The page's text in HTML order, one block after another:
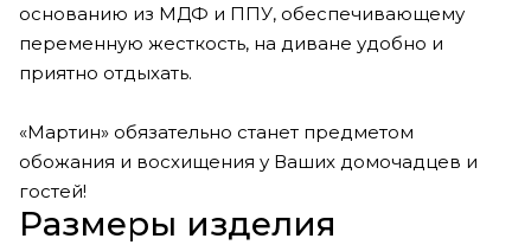
основанию из МДФ и ППУ, обеспечивающему
переменную жесткость, на диване удобно и
приятно отдыхать.
«Мартин» обязательно станет предметом
обожания и восхищения у Ваших домочадцев и
гостей!
Размеры изделия